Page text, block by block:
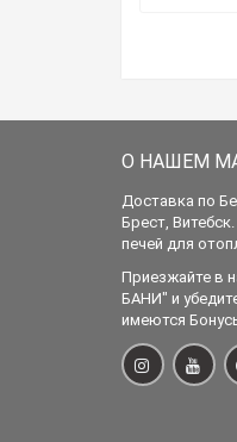
О НАШЕМ
Доставка по
Брест,
печей для
Приезжайте в
БАНИ" и
имеются